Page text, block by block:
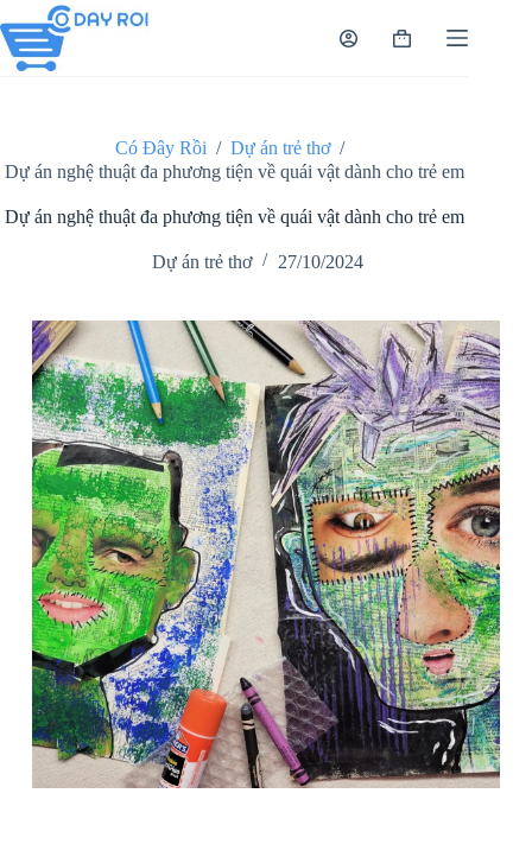
Chuyển
đến
phần
nội
Giỏ
Có Đây Rồi / Dự án trẻ thơ /
Dự án nghệ thuật đa phương tiện về quái vật dành cho trẻ em
Dự án nghệ thuật đa phương tiện về quái vật dành cho trẻ em
Dự án trẻ thơ 27/10/2024